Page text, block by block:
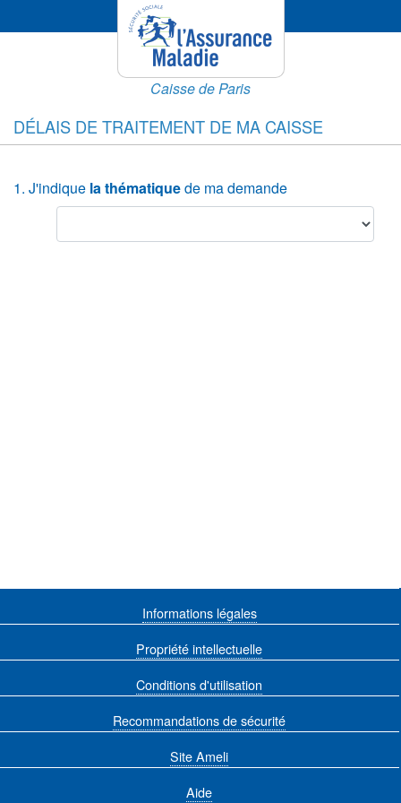
Caisse de Paris
DÉLAIS DE TRAITEMENT DE MA CAISSE
1. J'indique la thématiquede ma demande
Informations légales
Propriété intellectuelle
Conditions d'utilisation
Recommandations de sécurité
Site Ameli
Aide